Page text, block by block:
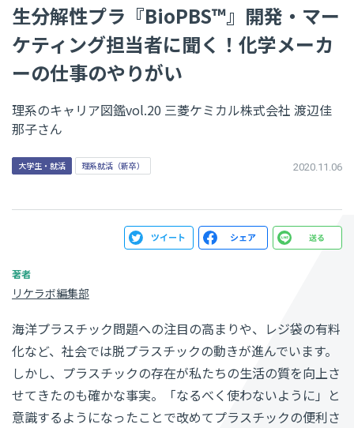
生分解性プラ『BioPBS™』開発・マー
ケティング担当者に聞く！化学メーカ
ーの仕事のやりがい
理系のキャリア図鑑vol.20 三菱ケミカル株式会社 渡辺佳
那子さん
大学生・就活 理系就活（新卒） 2020.11.06
リケラボ編集部
海洋プラスチック問題への注目の高まりや、レジ袋の有料
化など、社会では脱プラスチックの動きが進んでいます。
しかし、プラスチックの存在が私たちの生活の質を向上さ
せてきたのも確かな事実。「なるべく使わないように」と
意識するようになったことで改めてプラスチックの便利さ